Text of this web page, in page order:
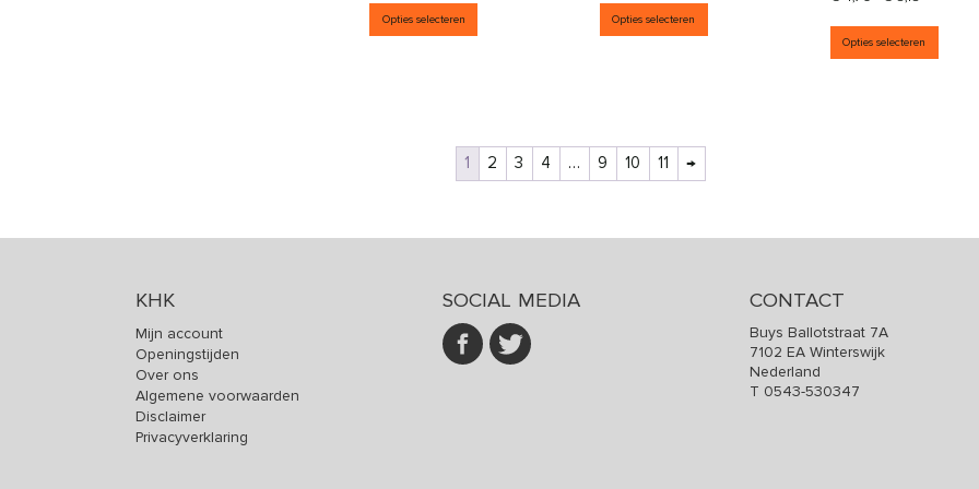
Opties selecteren
Dit product heeft meerdere variaties. Deze optie kan gekozen
Opties selecteren
Dit product heeft meerdere
Opties selecteren
Dit
1 2 3 4 … 9 10 11 →
KHK
Mijn account
Openingstijden
Over ons
Algemene voorwaarden
Disclaimer
Privacyverklaring
SOCIAL MEDIA CONTACT
Buys Ballotstraat 7A
7102 EA Winterswijk
Nederland
T 0543-530347